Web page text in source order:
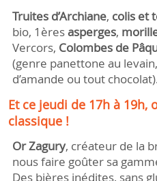
Truites d’Archiane, colis et
bio, 1èresasperges,
Vercors, Colombes de
(genre panettone au
d’amande ou tout
Et ce jeudi de 17h à 19h,
classique !
Or Zagury, créateur de la
nous faire goûter sa
Des bières inédites, sans